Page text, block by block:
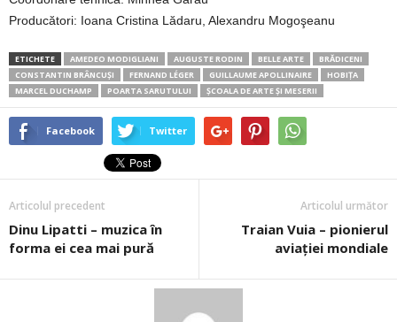
Producători: Ioana Cristina Lădaru, Alexandru Mogoşeanu
ETICHETE AMEDEO MODIGLIANI AUGUSTE RODIN BELLE ARTE
BRĂDICENI
CONSTANTIN BRÂNCUȘI
FERNAND LÉGER GUILLAUME APOLLINAIRE
HOBIŢA
MARCEL DUCHAMP
POARTA SARUTULUI ȘCOALA DE ARTE ȘI MESERII
Facebook Twitter
Articolul precedent
Dinu Lipatti – muzica în
forma ei cea mai pură
Articolul următor
Traian Vuia – pionierul
aviaţiei mondiale